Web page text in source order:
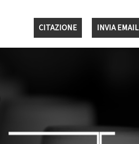
CITAZIONE INVIA EMAIL